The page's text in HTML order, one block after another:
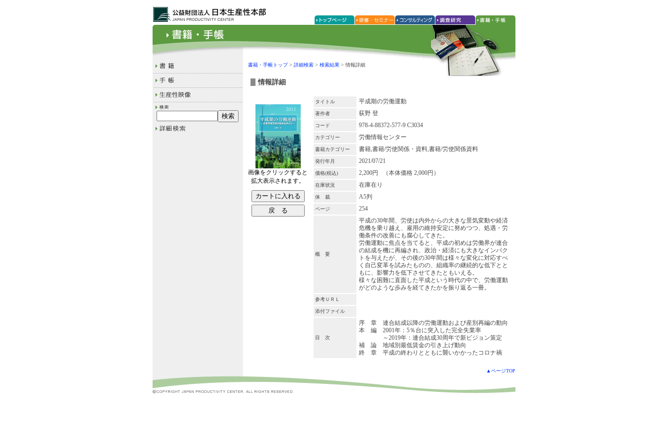
書籍・手帳トップ> 詳細検索 > 検索結果 > 情報詳細
情報詳細
画像をクリックすると
拡大表示されます。
タイトル 平成期の労働運動
著作者 荻野 登
コード 978-4-88372-577-9 C3034
カテゴリー 労働情報センター
書籍カテゴリー 書籍,書籍/労使関係・資料,書籍/労使関係資料
発行年月 2021/07/21
価格(税込) 2,200円 （本体価格 2,000円）
在庫状況 在庫在り
体 裁 A5判
ページ 254
概 要
平成の30年間、労使は内外からの大きな景気変動や経済
危機を乗り越え、雇用の維持安定に努めつつ、処遇・労
働条件の改善にも腐心してきた。
労働運動に焦点を当てると、平成の初めは労働界が連合
の結成を機に再編され、政治・経済にも大きなインパク
トを与えたが、その後の30年間は様々な変化に対応すべ
く自己変革を試みたものの、組織率の継続的な低下とと
もに、影響力を低下させてきたともいえる。
様々な困難に直面した平成という時代の中で、労働運動
がどのような歩みを経てきたかを振り返る一冊。
参考ＵＲＬ
添付ファイル
目 次
序 章 連合結成以降の労働運動および産別再編の動向
本 編 2001年：5％台に突入した完全失業率
～2019年：連合結成30周年で新ビジョン策定
補 論 地域別最低賃金の引き上げ動向
終 章 平成の終わりとともに襲いかかったコロナ禍
▲ページTOP